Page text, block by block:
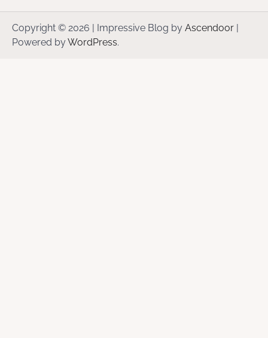
Copyright © 2026 | Impressive Blog by Ascendoor |
Powered byWordPress.